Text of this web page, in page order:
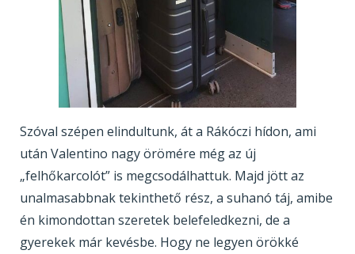
Szóval szépen elindultunk, át a Rákóczi hídon, ami
után Valentino nagy örömére még az új
„felhőkarcolót” is megcsodálhattuk. Majd jött az
unalmasabbnak tekinthető rész, a suhanó táj, amibe
én kimondottan szeretek belefeledkezni, de a
gyerekek már kevésbe. Hogy ne legyen örökké